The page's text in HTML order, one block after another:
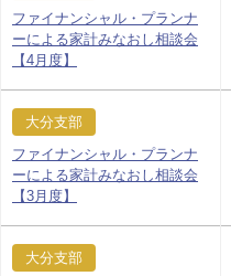
ファイナンシャル・プランナ
ーによる家計みなおし相談会
【4月度】
大分支部
ファイナンシャル・プランナ
ーによる家計みなおし相談会
【3月度】
大分支部